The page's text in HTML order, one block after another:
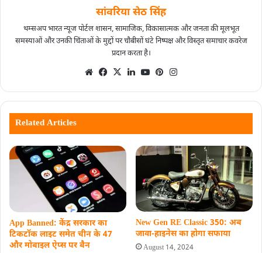
सांवरिया सेठ सिंह
थम्सअप भारत न्यूज पोर्टल शासन, सामाजिक, विकासात्मक और जनता की मूलभूत
समस्याओं और उनकी चिंताओं के मुद्दों पर चौबीसों घंटे निष्पक्ष और विस्तृत समाचार कवरेज
प्रदान करता है।
Related Articles
App Banned: केंद्र सरकार का
टिकटॉक लाइट समेत चीन के 47
और मोबाइल ऐप्स पर बैन
New Gen RE Classic 350: अब
जावा-हाइनेस का होगा सफाया
August 14, 2024